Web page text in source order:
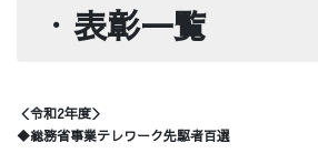
・ 表彰一覧
＜令和2年度＞
◆総務省事業テレワーク先駆者百選